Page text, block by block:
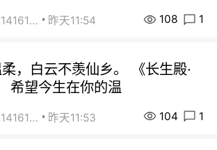
街友21416156 昨天11:54 108 1
，白云不羡仙乡。 《长生殿·
希望今生在你的温
街友21416156 昨天11:53 104 1